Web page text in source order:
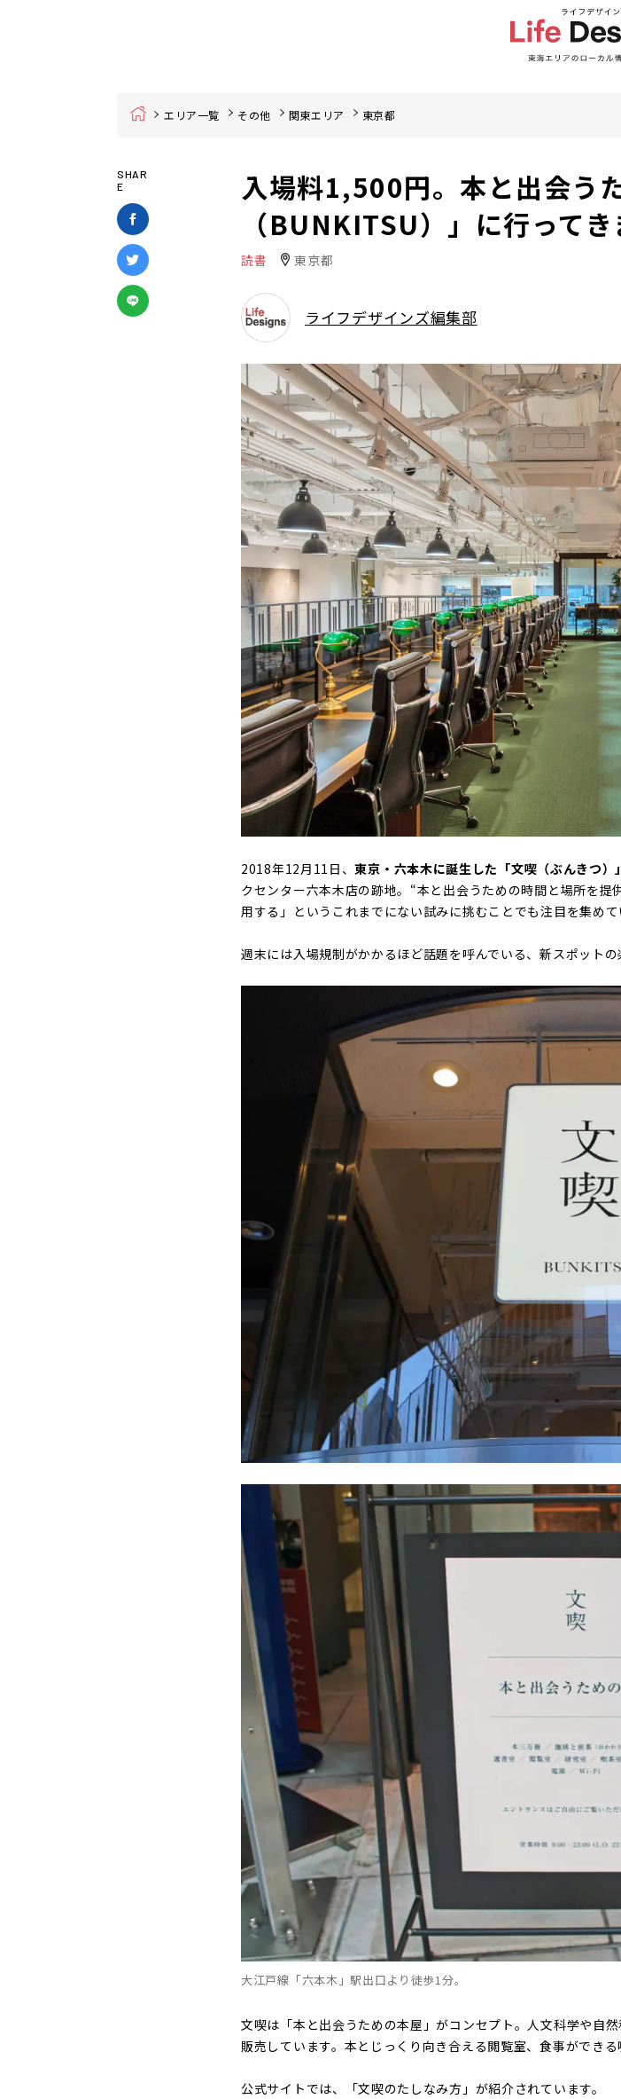
Home エリア一覧 その他 関東エリア 東京都
SHAR
E
入場料1,500円。本と出会う
（BUNKITSU）」に行ってき
読書 東京都
ライフデザインズ編集部
2018年12月11日、東京・六本木に誕生した「文喫（ぶんきつ）
クセンター六本木店の跡地。“本と出会うための時間と場所を
用する」というこれまでにない試みに挑むことでも注目を集めて
週末には入場規制がかかるほど話題を呼んでいる、新スポットの
大江戸線「六本木」駅出口より徒歩1分。
文喫は「本と出会うための本屋」がコンセプト。人文科学や自
販売しています。本とじっくり向き合える閲覧室、食事ができ
公式サイトでは、「文喫のたしなみ方」が紹介されています。